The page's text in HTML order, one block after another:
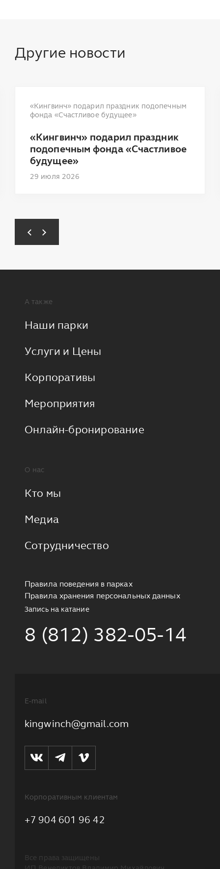
Другие новости
«Кингвинч» подарил праздник подопечным
фонда «Счастливое будущее»
«Кингвинч» подарил праздник
подопечным фонда «Счастливое
будущее»
29 июля 2026
А также
Наши парки
Услуги и Цены
Корпоративы
Мероприятия
Онлайн-бронирование
О нас
Кто мы
Медиа
Сотрудничество
Правила поведения в парках
Правила хранения персональных данных
Запись на катание
8 (812) 382-05-14
E-mail
kingwinch@gmail.com
Корпоративным клиентам
+7 904 601 96 42
Все права защищены